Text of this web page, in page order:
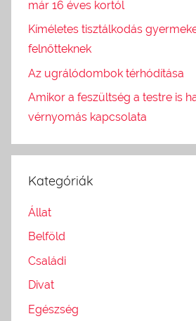
már 16 éves kortól
Kíméletes tisztálkodás
felnőtteknek
Az ugrálódombok térhódítása
Amikor a feszültség a testre is
vérnyomás kapcsolata
Kategóriák
Állat
Belföld
Családi
Divat
Egészség